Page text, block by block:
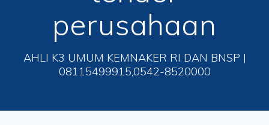
perusahaan
AHLI K3 UMUM KEMNAKER RI DAN BNSP |
08115499915,0542-8520000